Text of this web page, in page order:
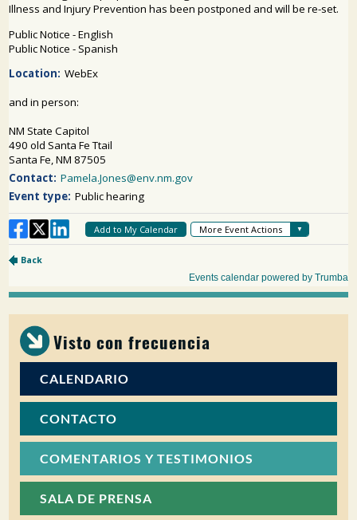
Visto con frecuencia
CALENDARIO
CONTACTO
COMENTARIOS Y TESTIMONIOS
SALA DE PRENSA